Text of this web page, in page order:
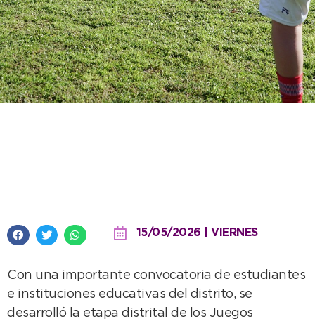
15/05/2026 | VIERNES
Con una importante convocatoria de estudiantes
e instituciones educativas del distrito, se
desarrolló la etapa distrital de los Juegos